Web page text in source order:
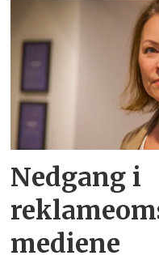
Nedgang i
mediene